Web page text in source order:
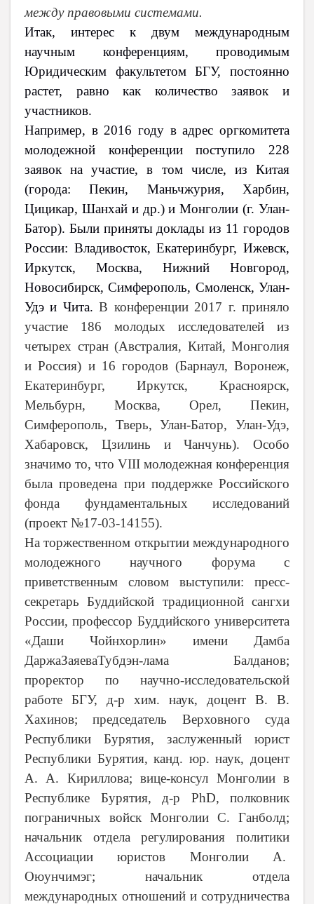
между правовыми системами.
Итак, интерес к двум международным
научным конференциям, проводимым
Юридическим факультетом БГУ, постоянно
растет, равно как количество заявок и
участников.
Например, в 2016 году в адрес оргкомитета
молодежной конференции поступило 228
заявок на участие, в том числе, из Китая
(города: Пекин, Маньчжурия, Харбин,
Цицикар, Шанхай и др.) и Монголии (г. Улан-
Батор). Были приняты доклады из 11 городов
России: Владивосток, Екатеринбург, Ижевск,
Иркутск, Москва, Нижний Новгород,
Новосибирск, Симферополь, Смоленск, Улан-
Удэ и Чита.В конференции 2017 г. приняло
участие 186 молодых исследователей из
четырех стран (Австралия, Китай, Монголия
и Россия) и 16 городов (Барнаул, Воронеж,
Екатеринбург, Иркутск, Красноярск,
Мельбурн, Москва, Орел, Пекин,
Симферополь, Тверь, Улан-Батор, Улан-Удэ,
Хабаровск, Цзилинь и Чанчунь). Особо
значимо то, что VIII молодежная конференция
была проведена при поддержке Российского
фонда фундаментальных исследований
(проект №17-03-14155).
На торжественном открытии международного
молодежного научного форума с
приветственным словом выступили: пресс-
секретарь Буддийской традиционной сангхи
России, профессор Буддийского университета
«Даши Чойнхорлин» имени Дамба
ДаржаЗаяеваТубдэн-лама Балданов;
проректор по научно-исследовательской
работе БГУ, д-р хим. наук, доцент В. В.
Хахинов; председатель Верховного суда
Республики Бурятия, заслуженный юрист
Республики Бурятия, канд. юр. наук, доцент
А. А. Кириллова; вице-консул Монголии в
Республике Бурятия, д-р PhD, полковник
пограничных войск Монголии С. Ганболд;
начальник отдела регулирования политики
Ассоциации юристов Монголии А.
Оюунчимэг; начальник отдела
международных отношений и сотрудничества